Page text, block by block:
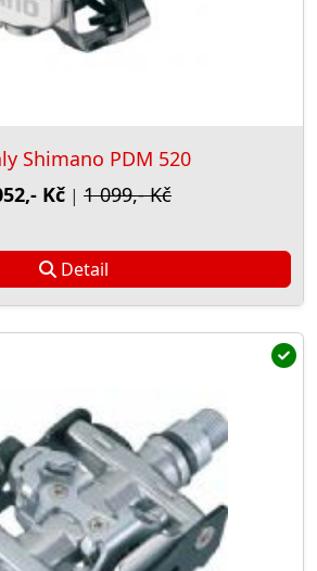
Shimano PDM 520
Kč | 1 099,- Kč
Detail